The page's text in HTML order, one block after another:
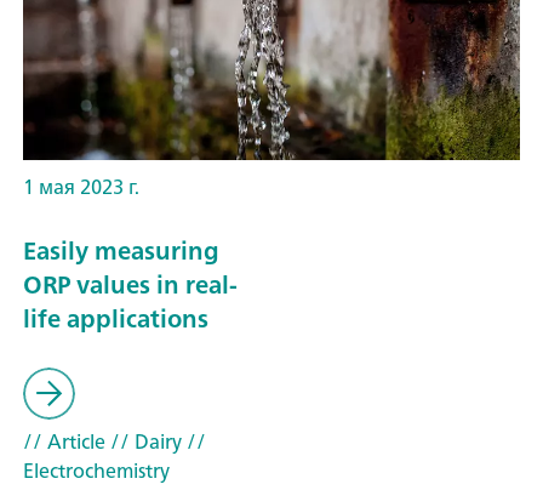
1 мая 2023 г.
Easily measuring
ORP values in real-
life applications
// Article// Dairy//
Electrochemistry